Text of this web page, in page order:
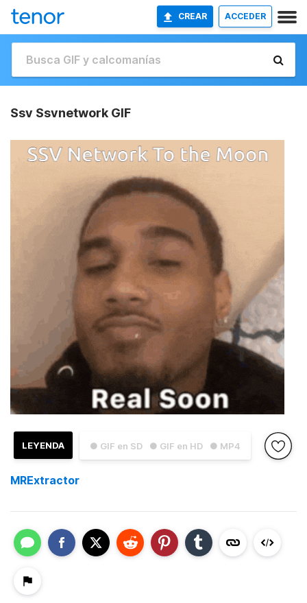
CREAR ACCEDER
Ssv Ssvnetwork GIF
● GIF en SD ● GIF en HD ● MP4
LEYENDA
MRExtractor